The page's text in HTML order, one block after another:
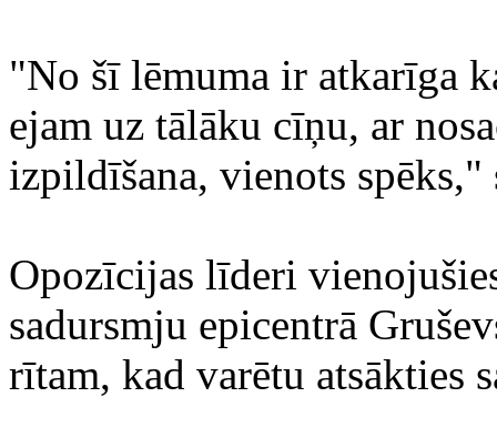
"No šī lēmuma ir atkarīga
ejam uz tālāku cīņu, ar
izpildīšana, vienots
Opozīcijas līderi
sadursmju epicentrā
rītam, kad varētu atsākties